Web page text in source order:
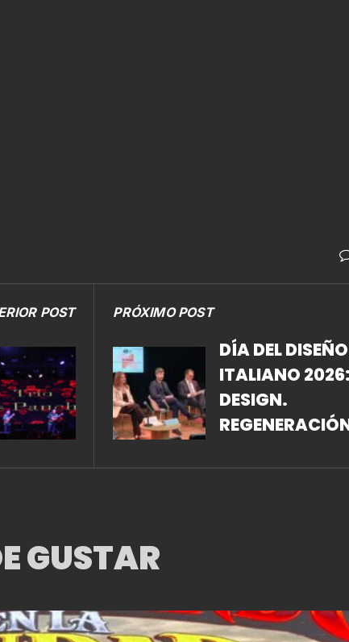
POST PRÓXIMO POST
DÍA DEL DISEÑO
ITALIANO
DESIGN.
IDEAS,
GUSTAR